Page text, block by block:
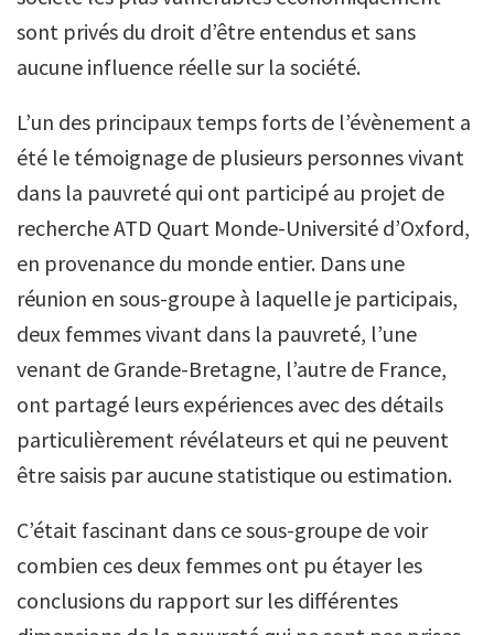
sont privés du droit d’être entendus et sans
aucune influence réelle sur la société.
L’un des principaux temps forts de l’évènement a
été le témoignage de plusieurs personnes vivant
dans la pauvreté qui ont participé au projet de
recherche ATD Quart Monde-Université d’Oxford,
en provenance du monde entier. Dans une
réunion en sous-groupe à laquelle je participais,
deux femmes vivant dans la pauvreté, l’une
venant de Grande-Bretagne, l’autre de France,
ont partagé leurs expériences avec des détails
particulièrement révélateurs et qui ne peuvent
être saisis par aucune statistique ou estimation.
C’était fascinant dans ce sous-groupe de voir
combien ces deux femmes ont pu étayer les
conclusions du rapport sur les différentes